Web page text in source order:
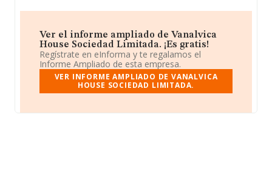
Ver el informe ampliado de Vanalvica
House Sociedad Limitada. ¡Es gratis!
Regístrate en eInforma y te regalamos el
Informe Ampliado de esta empresa.
VER INFORME AMPLIADO DE VANALVICA
HOUSE SOCIEDAD LIMITADA.